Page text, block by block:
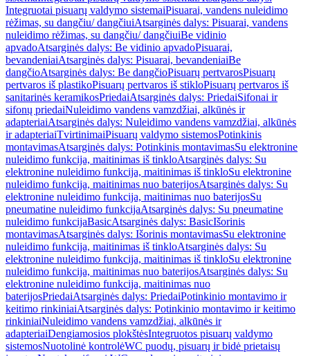
Integruotai pisuarų valdymo sistemaiPisuarai, vandens nuleidimo
rėžimas, su dangčiu/ dangčiuiAtsarginės dalys: Pisuarai, vandens
nuleidimo rėžimas, su dangčiu/ dangčiuiBe vidinio
apvadoAtsarginės dalys: Be vidinio apvadoPisuarai,
bevandeniaiAtsarginės dalys: Pisuarai, bevandeniaiBe
dangčioAtsarginės dalys: Be dangčioPisuarų pertvarosPisuarų
pertvaros iš plastikoPisuarų pertvaros iš stikloPisuarų pertvaros iš
sanitarinės keramikosPriedaiAtsarginės dalys: PriedaiSifonai ir
sifonų priedaiNuleidimo vandens vamzdžiai, alkūnės ir
adapteriaiAtsarginės dalys: Nuleidimo vandens vamzdžiai, alkūnės
ir adapteriaiTvirtinimaiPisuarų valdymo sistemosPotinkinis
montavimasAtsarginės dalys: Potinkinis montavimasSu elektronine
nuleidimo funkcija, maitinimas iš tinkloAtsarginės dalys: Su
elektronine nuleidimo funkcija, maitinimas iš tinkloSu elektronine
nuleidimo funkcija, maitinimas nuo baterijosAtsarginės dalys: Su
elektronine nuleidimo funkcija, maitinimas nuo baterijosSu
pneumatine nuleidimo funkcijaAtsarginės dalys: Su pneumatine
nuleidimo funkcijaBasicAtsarginės dalys: BasicIšorinis
montavimasAtsarginės dalys: Išorinis montavimasSu elektronine
nuleidimo funkcija, maitinimas iš tinkloAtsarginės dalys: Su
elektronine nuleidimo funkcija, maitinimas iš tinkloSu elektronine
nuleidimo funkcija, maitinimas nuo baterijosAtsarginės dalys: Su
elektronine nuleidimo funkcija, maitinimas nuo
baterijosPriedaiAtsarginės dalys: PriedaiPotinkinio montavimo ir
keitimo rinkiniaiAtsarginės dalys: Potinkinio montavimo ir keitimo
rinkiniaiNuleidimo vandens vamzdžiai, alkūnės ir
adapteriaiDengiamosios plokštėsIntegruotos pisuarų valdymo
sistemosNuotolinė kontrolėWC puodų, pisuarų ir bidė prietaisų